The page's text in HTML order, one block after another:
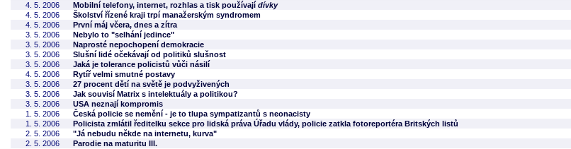
4. 5. 2006
Mobilní telefony, internet, rozhlas a tisk používají dívky
4. 5. 2006
Školství řízené kraji trpí manažerským syndromem
4. 5. 2006
První máj včera, dnes a zítra
3. 5. 2006
Nebylo to "selhání jedince"
3. 5. 2006
Naprosté nepochopení demokracie
3. 5. 2006
Slušní lidé očekávají od politiků slušnost
3. 5. 2006
Jaká je tolerance policistů vůči násilí
4. 5. 2006
Rytíř velmi smutné postavy
3. 5. 2006
27 procent dětí na světě je podvyživených
3. 5. 2006
Jak souvisí Matrix s intelektuály a politikou?
3. 5. 2006
USA neznají kompromis
1. 5. 2006
Česká policie se nemění - je to tlupa sympatizantů s neonacisty
1. 5. 2006
Policista zmlátil ředitelku sekce pro lidská práva Úřadu vlády, policie zatkla fotoreportéra Britských listů
2. 5. 2006
"Já nebudu někde na internetu, kurva"
2. 5. 2006
Parodie na maturitu III.